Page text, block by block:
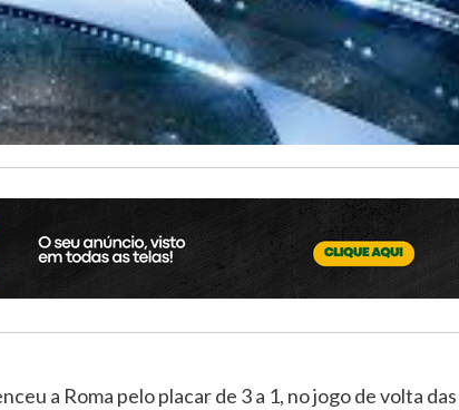
a Roma pelo placar de 3 a 1, no jogo de volta das